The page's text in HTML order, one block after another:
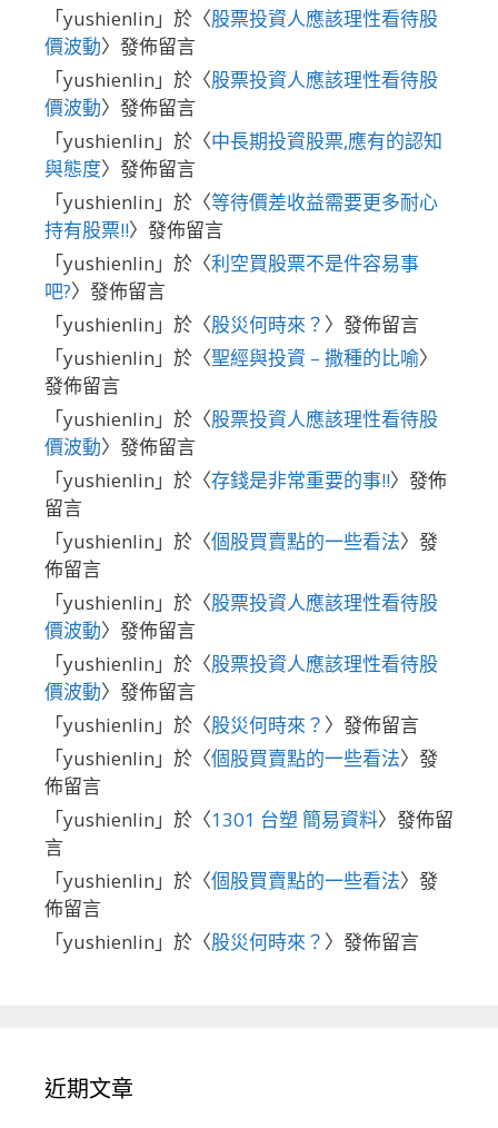
「yushienlin 」於〈股票投資人應該理性看待股
價波動〉發佈留言
「yushienlin 」於〈股票投資人應該理性看待股
價波動〉發佈留言
「yushienlin 」於〈中長期投資股票,應有的認知
與態度〉發佈留言
「yushienlin 」於〈等待價差收益需要更多耐心
持有股票!!〉發佈留言
「yushienlin 」於〈利空買股票不是件容易事
吧?〉發佈留言
「yushienlin 」於〈股災何時來？ 〉發佈留言
「yushienlin 」於〈聖經與投資 – 撒種的比喻〉
發佈留言
「yushienlin 」於〈股票投資人應該理性看待股
價波動〉發佈留言
「yushienlin 」於〈存錢是非常重要的事!!〉發佈
留言
「yushienlin 」於〈個股買賣點的一些看法〉發
佈留言
「yushienlin 」於〈股票投資人應該理性看待股
價波動〉發佈留言
「yushienlin 」於〈股票投資人應該理性看待股
價波動〉發佈留言
「yushienlin 」於〈股災何時來？ 〉發佈留言
「yushienlin 」於〈個股買賣點的一些看法〉發
佈留言
「yushienlin 」於〈1301 台塑 簡易資料〉發佈留
言
「yushienlin 」於〈個股買賣點的一些看法〉發
佈留言
「yushienlin 」於〈股災何時來？ 〉發佈留言
近期文章